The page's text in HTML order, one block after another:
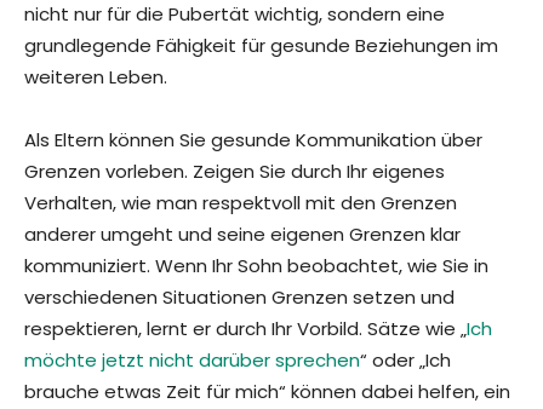
nicht nur für die Pubertät wichtig, sondern eine
grundlegende Fähigkeit für gesunde Beziehungen im
weiteren Leben.
Als Eltern können Sie gesunde Kommunikation über
Grenzen vorleben. Zeigen Sie durch Ihr eigenes
Verhalten, wie man respektvoll mit den Grenzen
anderer umgeht und seine eigenen Grenzen klar
kommuniziert. Wenn Ihr Sohn beobachtet, wie Sie in
verschiedenen Situationen Grenzen setzen und
respektieren, lernt er durch Ihr Vorbild. Sätze wie „Ich
möchte jetzt nicht darüber sprechen“ oder „Ich
brauche etwas Zeit für mich“ können dabei helfen, ein